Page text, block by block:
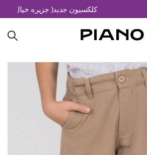
کلکسیون جدید( جزیره خیال)